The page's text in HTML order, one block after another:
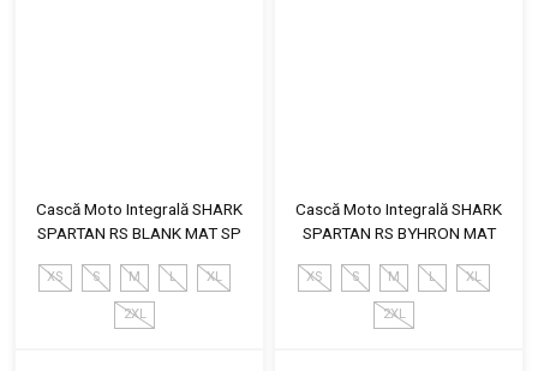
Cască Moto Integrală SHARK
SPARTAN RS BLANK MAT SP
XS S M L XL
2XL
Cască Moto Integrală SHARK
SPARTAN RS BYHRON MAT
XS S M L XL
2XL